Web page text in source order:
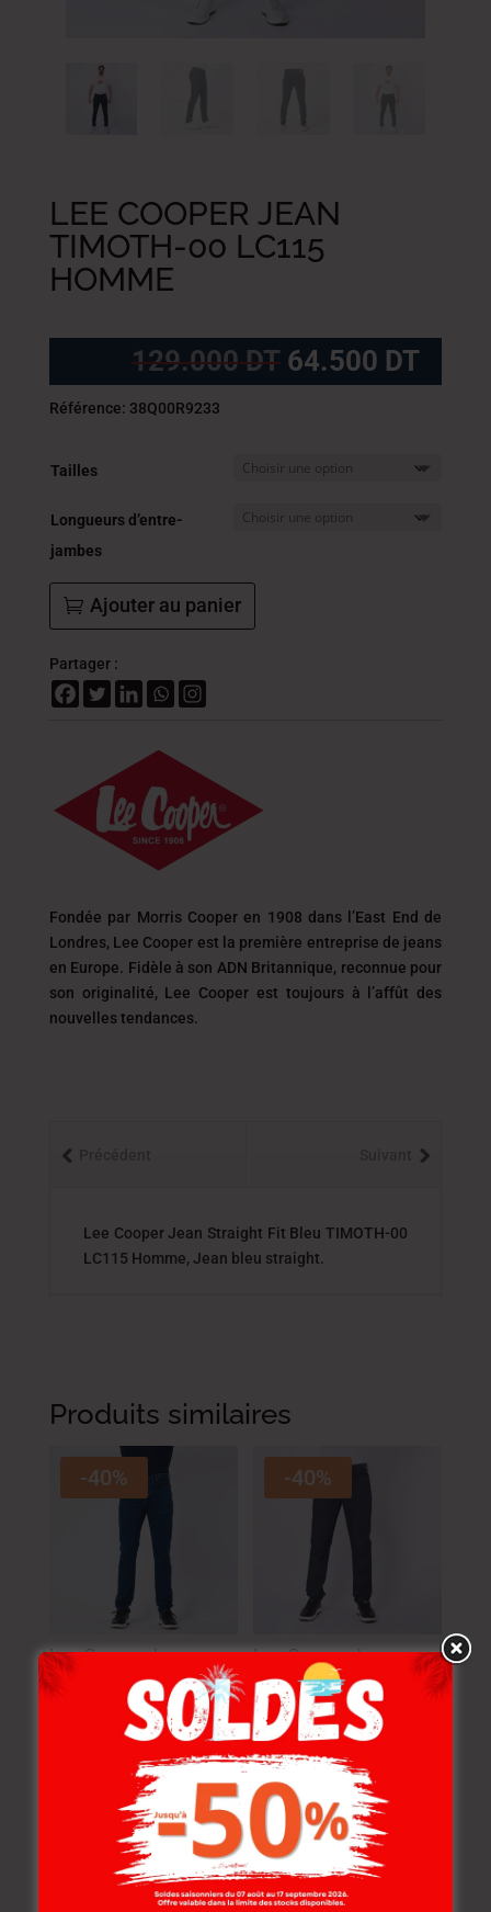
LEE COOPER JEAN
TIMOTH-00 LC115
HOMME
129.000DT Le
prix
129.000
DT.
64.500 DTLe
prix
Référence: 38Q00R9233
Tailles
Longueurs d’entre-
jambes
Ajouter au panier
Partager :
Fondée par Morris Cooper en 1908 dans l’East End de
Londres, Lee Cooper est la première entreprise de jeans
en Europe. Fidèle à son ADN Britannique, reconnue pour
son originalité, Lee Cooper est toujours à l’affût des
nouvelles tendances.
Lee Cooper Jean Straight Fit Bleu TIMOTH-00
LC115 Homme, Jean bleu straight.
Produits similaires
-40%
Lee Cooper Jean
Flamig-02 Lc115
Homme Cs
-40%
Lee Cooper Jean
Maingu-00 Lc115
Homme Stone 3
129.000DT
77.400
-30%
NOUVEAU